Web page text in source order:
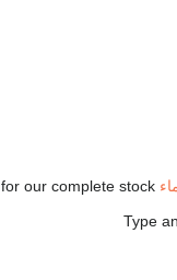
Type